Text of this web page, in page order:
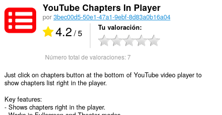
YouTube Chapters In Player
por 3bec00d5-50e1-47a1-9ebf-8d83a0b16a04
4.2/ 5 Tu valoración
Número total de valoraciones:7
Just click on chapters button at the bottom of YouTube video player to
show chapters list right in the player.
Key features:
- Shows chapters right in the player.